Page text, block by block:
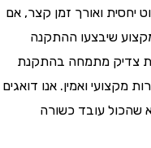
ואורך זמן קצר, אם
שיבצעו ההתקנה
מתמחה בהתקנת
ואמין. אנו דואגים
עובד כשורה